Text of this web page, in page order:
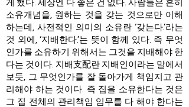
게 했다. 세상엔 다 좋은 건 없다. 사람들은 흔히
소유개념을, 원하는 것을 갖는 것으로만 이해
하는데, 사전적인 의미의 소유란 ‘갖는다.’라는
것 외에, ‘지배한다.’는 뜻이 함께 있다. 즉 무엇
인가를 소유하기 위해서는 그것을 지배해야 한
다는 것이다. 지배支配란 지배인이라는 말에서
보듯, 그 무엇인가를 잘 돌아가게 책임지고 관
리해야 하는 것이다. 즉 집을 소유한다는 것은
그 집 전체의 관리책임 임무를 다 해야 한다는